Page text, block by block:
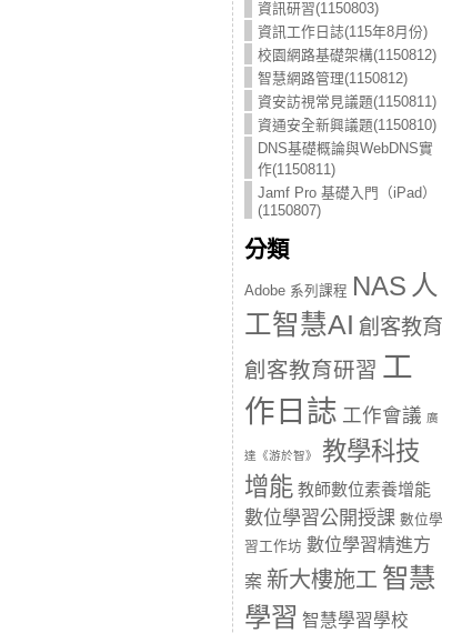
資訊研習(1150803)
資訊工作日誌(115年8月份)
校園網路基礎架構(1150812)
智慧網路管理(1150812)
資安訪視常見議題(1150811)
資通安全新興議題(1150810)
DNS基礎概論與WebDNS實
作(1150811)
Jamf Pro 基礎入門（iPad）
(1150807)
分類
Adobe 系列課程 NAS 人
工智慧AI 創客教育
創客教育研習 工
作日誌 工作會議 廣
達《游於智》
教學科技
增能 教師數位素養增能
數位學習公開授課 數位學
習工作坊 數位學習精進方
案 新大樓施工 智慧
學習 智慧學習學校